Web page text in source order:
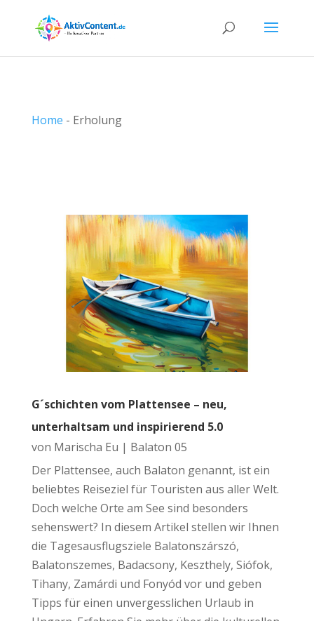
Home - Erholung
G´schichten vom Plattensee – neu,
unterhaltsam und inspirierend 5.0
von Marischa Eu | Balaton 05
Der Plattensee, auch Balaton genannt, ist ein
beliebtes Reiseziel für Touristen aus aller Welt.
Doch welche Orte am See sind besonders
sehenswert? In diesem Artikel stellen wir Ihnen
die Tagesausflugsziele Balatonszárszó,
Balatonszemes, Badacsony, Keszthely, Siófok,
Tihany, Zamárdi und Fonyód vor und geben
Tipps für einen unvergesslichen Urlaub in